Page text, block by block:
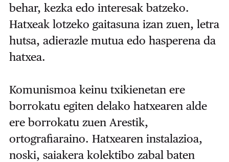
behar, kezka edo interesak batzeko.
Hatxeak lotzeko gaitasuna izan zuen, letra
hutsa, adierazle mutua edo hasperena da
hatxea.
Komunismoa keinu txikienetan ere
borrokatu egiten delako hatxearen alde
ere borrokatu zuen Arestik,
ortografiaraino. Hatxearen instalazioa,
noski, saiakera kolektibo zabal baten